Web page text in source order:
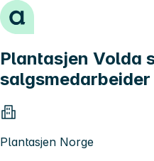
Hopp til innhold
Plantasjen Volda
Plantasjen Norge